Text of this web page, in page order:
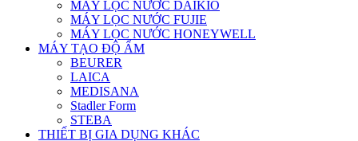
MÁY LỌC NƯỚC DAIKIO
MÁY LỌC NƯỚC FUJIE
MÁY LỌC NƯỚC HONEYWELL
MÁY TẠO ĐỘ ẨM
BEURER
LAICA
MEDISANA
Stadler Form
STEBA
THIẾT BỊ GIA DỤNG KHÁC